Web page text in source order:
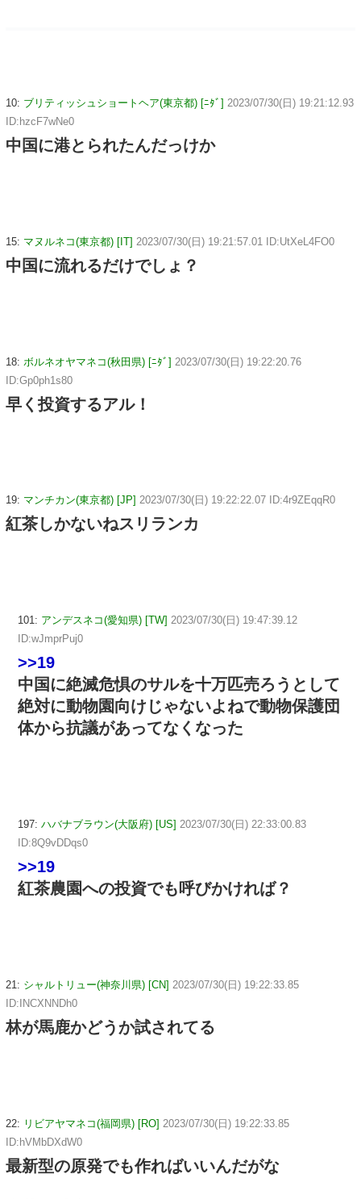
10: ブリティッシュショートヘア(東京都) [ﾆﾀﾞ] 2023/07/30(日) 19:21:12.93
ID:hzcF7wNe0
中国に港とられたんだっけか
15: マヌルネコ(東京都) [IT] 2023/07/30(日) 19:21:57.01 ID:UtXeL4FO0
中国に流れるだけでしょ？
18: ボルネオヤマネコ(秋田県) [ﾆﾀﾞ] 2023/07/30(日) 19:22:20.76
ID:Gp0ph1s80
早く投資するアル！
19: マンチカン(東京都) [JP] 2023/07/30(日) 19:22:22.07 ID:4r9ZEqqR0
紅茶しかないねスリランカ
101: アンデスネコ(愛知県) [TW] 2023/07/30(日) 19:47:39.12
ID:wJmprPuj0
>>19
中国に絶滅危惧のサルを十万匹売ろうとして
絶対に動物園向けじゃないよねで動物保護団
体から抗議があってなくなった
197: ハバナブラウン(大阪府) [US] 2023/07/30(日) 22:33:00.83
ID:8Q9vDDqs0
>>19
紅茶農園への投資でも呼びかければ？
21: シャルトリュー(神奈川県) [CN] 2023/07/30(日) 19:22:33.85
ID:INCXNNDh0
林が馬鹿かどうか試されてる
22: リビアヤマネコ(福岡県) [RO] 2023/07/30(日) 19:22:33.85
ID:hVMbDXdW0
最新型の原発でも作ればいいんだがな